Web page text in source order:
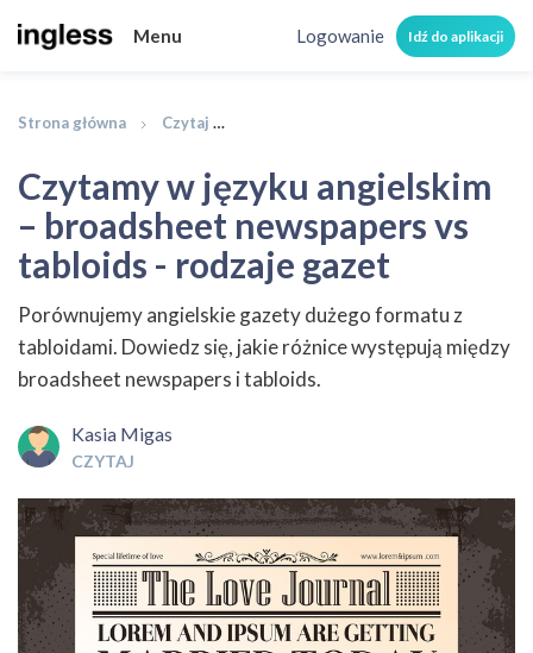
Menu Logowanie Idź do aplikacji
Strona główna Czytaj
Czytamy w języku angielskim
– broadsheet newspapers vs
tabloids - rodzaje gazet
Porównujemy angielskie gazety dużego formatu z
tabloidami. Dowiedz się, jakie różnice występują między
broadsheet newspapers i tabloids.
Kasia Migas
CZYTAJ